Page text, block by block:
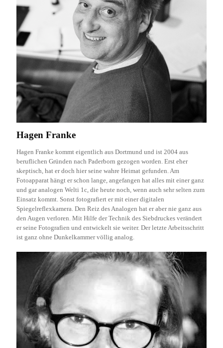
Hagen Franke
Hagen Franke kommt eigentlich aus Dortmund und ist 2004 aus
beruflichen Gründen nach Paderborn gezogen worden. Erst eher
skeptisch, hat er doch hier seine wahre Heimat gefunden. Am
Fotoapparat hängt er schon lange, angefangen hat alles mit einer ganz
und gar analogen Welti 1c, die heute noch, wenn auch sehr selten zum
Einsatz kommt. Sonst fotografiert er mit einer digitalen
Spiegelreflexkamera. Den Reiz des Analogen hat er aber nie ganz aus
den Augen verloren. Mit Hilfe der Technik des Siebdruckes verändert
er seine Fotografien und entwickelt sie weiter. Der letzte Arbeitsschritt
ist ganz ohne Dunkelkammer völlig analog.